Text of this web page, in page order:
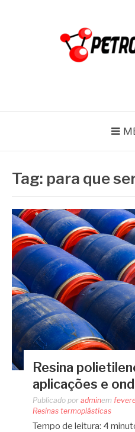
Tag: para que
Resina
aplicações e
Publicado por adminem
Resinas termoplásticas
Tempo de leitura: 4